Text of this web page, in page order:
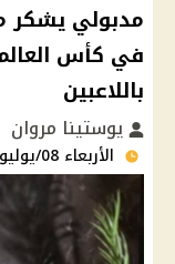
مدبولي يشكر
باللاعبين
يوستينا مروان
الأربعاء 08/يوليو/2026 - 02:13 م